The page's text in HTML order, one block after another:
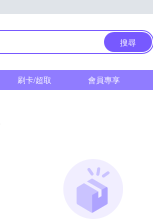
搜尋
刷卡/超取 會員專享